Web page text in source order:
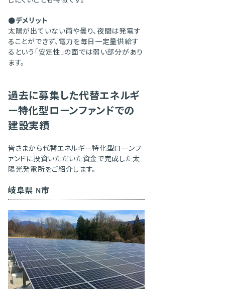
●デメリット
太陽が出ていない雨や曇り、夜間は発電す
ることができず、電力を毎日一定量供給す
るという「安定性」の面では弱い部分があり
ます。
過去に募集した代替エネルギ
ー特化型ローンファンドでの
建設実績
皆さまから代替エネルギー特化型ローンフ
ァンドに投資いただいた資金で完成した太
陽光発電所をご紹介します。
岐阜県 N市